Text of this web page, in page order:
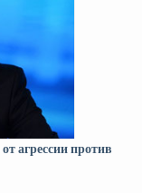
агрессии против